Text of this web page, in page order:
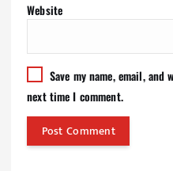
Website
Save my name, email,
next time I comment.